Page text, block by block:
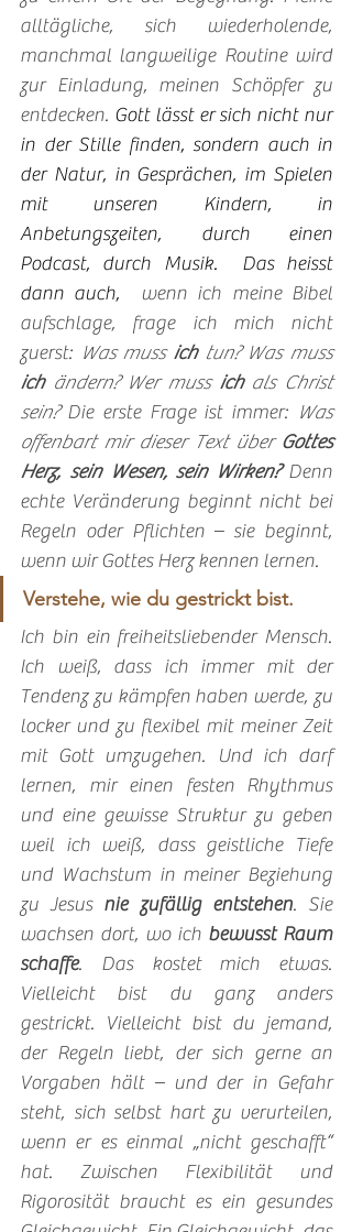
alltägliche, sich wiederholende,
manchmal langweilige Routine wird
zur Einladung, meinen Schöpfer zu
entdecken. Gott lässt er sich nicht nur
in der Stille finden, sondern auch in
der Natur, in Gesprächen, im Spielen
mit unseren Kindern, in
Anbetungszeiten, durch einen
Podcast, durch Musik.  Das heisst
dann auch,
wenn ich meine Bibel
aufschlage, frage ich mich nicht
zuerst: Was muss ich
tun? Was muss
ich ändern? Wer muss ich als Christ
sein? Die erste Frage ist immer: Was
offenbart mir dieser Text über Gottes
Herz, sein Wesen, sein Wirken? Denn
echte Veränderung beginnt nicht bei
Regeln oder Pflichten – sie beginnt,
wenn wir Gottes Herz kennen lernen.
Verstehe, wie du gestrickt bist.
Ich bin ein freiheitsliebender Mensch.
Ich weiß, dass ich immer mit der
Tendenz zu kämpfen haben werde, zu
locker und zu flexibel mit meiner Zeit
mit Gott umzugehen. Und ich darf
lernen, mir einen festen Rhythmus
und eine gewisse Struktur zu geben
weil ich weiß, dass geistliche Tiefe
und Wachstum in meiner Beziehung
zu Jesus nie zufällig entstehen. Sie
wachsen dort, wo ich bewusst Raum
schaffe. Das kostet mich etwas.
Vielleicht bist du ganz anders
gestrickt. Vielleicht bist du jemand,
der Regeln liebt, der sich gerne an
Vorgaben hält – und der in Gefahr
steht, sich selbst hart zu verurteilen,
wenn er es einmal „nicht geschafft“
hat. Zwischen Flexibilität und
Rigorosität braucht es ein gesundes